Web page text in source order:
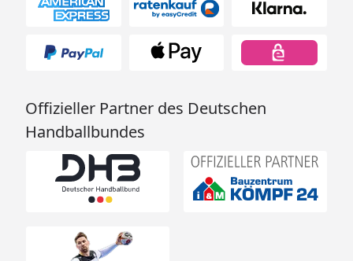
Offizieller Partner des Deutschen
Handballbundes